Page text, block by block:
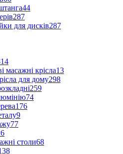
44
287
для дисків287
масажні крісла13
для дому298
259
74
176
9
77
столи68